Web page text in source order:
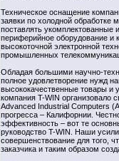
Техническое оснащение
заявки по холодной обработке
поставлять укомплектованные
периферийное оборудование и
высокоточной электронной
промышленных
Обладая большими научно-
полное удовлетворение нужд
высококачественные товары и
компания T-WIN
Advanced Industrial Computers
прогресса – Калифорнии.
эффективность – вот те
руководство T-WIN. Наши
совершенствование для того,
заказчика и таким образом